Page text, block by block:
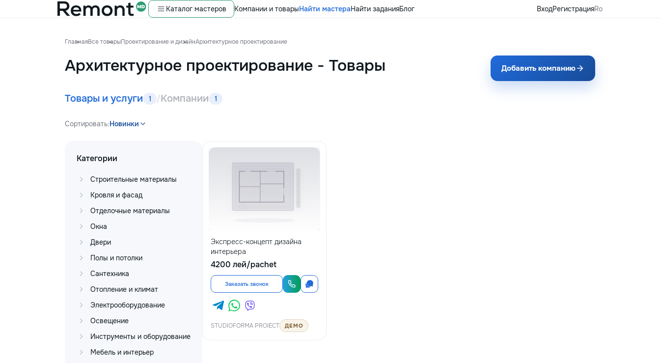
Каталог мастеров Компании и товарыНайти мастераНайти заданияБлог ВходРегистрацияRo
ГлавнаяВсе товарыПроектирование и дизайнАрхитектурное проектирование
Архитектурное проектирование - Товары Добавить компанию
Товары и услуги 1 /Компании 1
Сортировать:Новинки
Категории
Строительные материалы
Кровля и фасад
Отделочные материалы
Окна
Двери
Полы и потолки
Сантехника
Отопление и климат
Электрооборудование
Освещение
Инструменты и оборудование
Мебель и интерьер
Экспресс-концепт дизайна
интерьера
4200 лей/pachet
Заказать звонок
STUDIOFORMA PROIECT ДЕМО